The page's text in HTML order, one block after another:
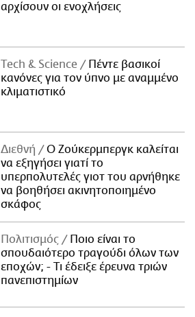
αρχίσουν οι ενοχλήσεις
Τech & Science
Πέντε βασικοί
κανόνες για τον ύπνο με αναμμένο
κλιματιστικό
Διεθνή
Ο Ζούκερμπεργκ καλείται
να εξηγήσει γιατί το
υπερπολυτελές γιοτ του αρνήθηκε
να βοηθήσει ακινητοποιημένο
σκάφος
Πολιτισμός
Ποιο είναι το
σπουδαιότερο τραγούδι όλων των
εποχών; - Τι έδειξε έρευνα τριών
πανεπιστημίων